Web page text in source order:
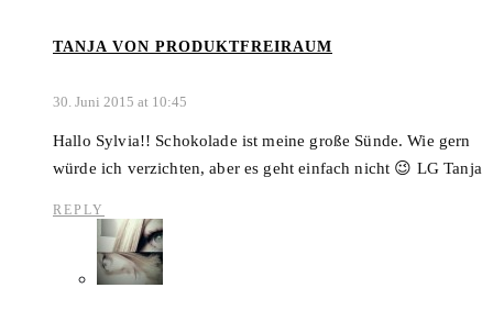
TANJA VON PRODUKTFREIRAUM
30. Juni 2015 at 10:45
Hallo Sylvia!! Schokolade ist meine große Sünde. Wie gern
würde ich verzichten, aber es geht einfach nicht 😉 LG Tanja
REPLY